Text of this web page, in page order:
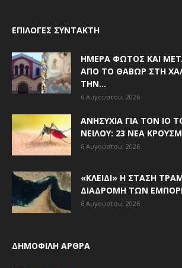
ΕΠΙΛΟΓΈΣ ΣΥΝΤΆΚΤΗ
ΗΜΈΡΑ ΦΩΤΌΣ ΚΑΙ
ΑΠΌ ΤΟ ΘΑΒΏΡ ΣΤΗ
ΤΗΝ...
6 Αυγούστου, 2026
ΑΝΗΣΥΧΊΑ ΓΙΑ ΤΟΝ ΙΌ
ΝΕΊΛΟΥ: 23 ΝΈΑ
6 Αυγούστου, 2026
«ΚΛΕΙΔΊ» Η ΣΤΆΣΗ
ΔΙΑΔΡΟΜΉ ΤΩΝ
6 Αυγούστου, 2026
ΔΗΜΟΦΙΛΗ ΑΡΘΡΑ